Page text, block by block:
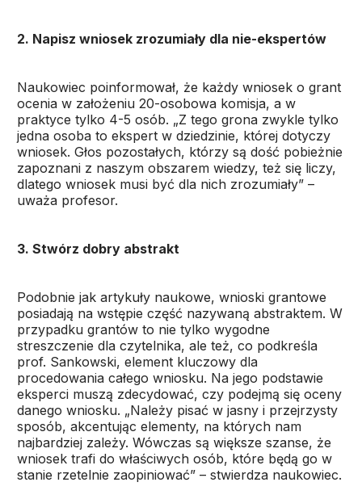
2. Napisz wniosek zrozumiały dla nie-ekspertów
Naukowiec poinformował, że każdy wniosek o grant
ocenia w założeniu 20-osobowa komisja, a w
praktyce tylko 4-5 osób. „Z tego grona zwykle tylko
jedna osoba to ekspert w dziedzinie, której dotyczy
wniosek. Głos pozostałych, którzy są dość pobieżnie
zapoznani z naszym obszarem wiedzy, też się liczy,
dlatego wniosek musi być dla nich zrozumiały” –
uważa profesor.
3. Stwórz dobry abstrakt
Podobnie jak artykuły naukowe, wnioski grantowe
posiadają na wstępie część nazywaną abstraktem. W
przypadku grantów to nie tylko wygodne
streszczenie dla czytelnika, ale też, co podkreśla
prof. Sankowski, element kluczowy dla
procedowania całego wniosku. Na jego podstawie
eksperci muszą zdecydować, czy podejmą się oceny
danego wniosku. „Należy pisać w jasny i przejrzysty
sposób, akcentując elementy, na których nam
najbardziej zależy. Wówczas są większe szanse, że
wniosek trafi do właściwych osób, które będą go w
stanie rzetelnie zaopiniować” – stwierdza naukowiec.